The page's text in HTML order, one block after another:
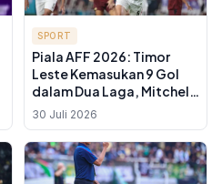
SPORT
Piala AFF 2026: Timor
Leste Kemasukan 9 Gol
dalam Dua Laga, Mitchell
Baker Berpeluang
Kembali Bikin Hattrick
30 Juli 2026